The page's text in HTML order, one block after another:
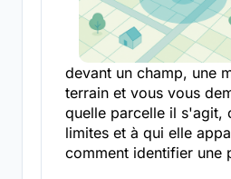
devant un champ, une
terrain et vous vous
quelle parcelle il s'agit,
limites et à qui elle
comment identifier une